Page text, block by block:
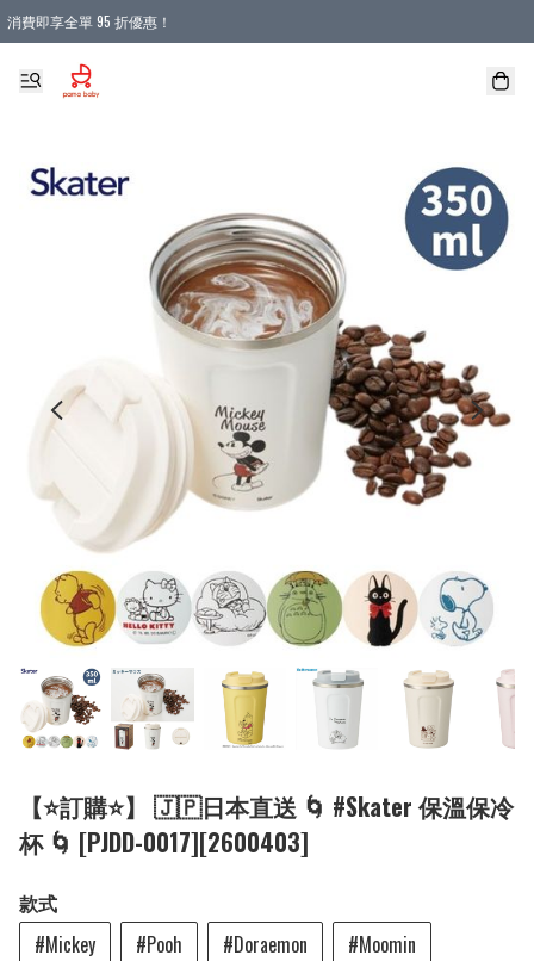
消費即享全單 95 折優惠！
購物滿 HKD 900.00即享免運費優惠！（適用於 本地送貨、本地取貨 )
【⭐訂購⭐】 🇯🇵日本直送 🌀 #Skater 保溫保冷
杯 🌀 [PJDD-0017][2600403]
款式
#Mickey
#Pooh #Doraemon
#Moomin